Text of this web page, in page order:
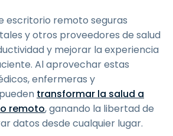
escritorio remoto seguras
y otros proveedores de salud
y mejorar la experiencia
Al aprovechar estas
enfermeras y
transformar la salud a
remoto, ganando la libertad de
datos desde cualquier lugar.